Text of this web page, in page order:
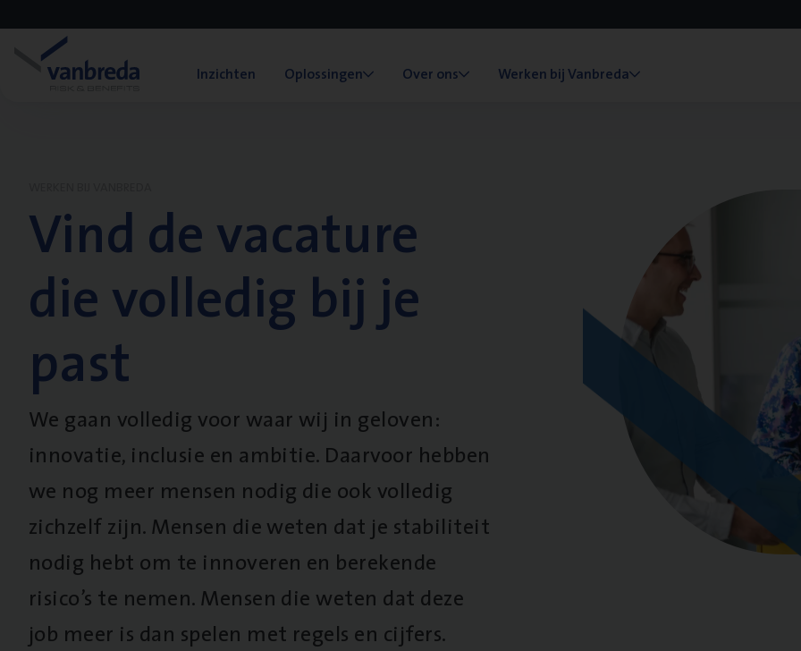
Inzichten Oplossingen Over ons Werken bij Vanbreda
Vind de vacature
die volledig bij je
past
We gaan volledig voor waar wij in geloven:
innovatie, inclusie en ambitie. Daarvoor hebben
we nog meer mensen nodig die ook volledig
zichzelf zijn. Mensen die weten dat je stabiliteit
nodig hebt om te innoveren en berekende
risico’s te nemen. Mensen die weten dat deze
job meer is dan spelen met regels en cijfers.